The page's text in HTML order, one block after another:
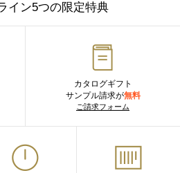
イン5つの限定特典
カタログギフト
サンプル請求が無料
ご請求フォーム